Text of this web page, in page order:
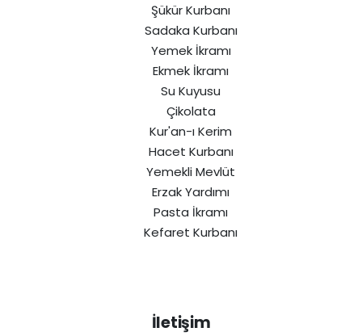
Şükür Kurbanı
Sadaka Kurbanı
Yemek İkramı
Ekmek İkramı
Su Kuyusu
Çikolata
Kur'an-ı Kerim
Hacet Kurbanı
Yemekli Mevlüt
Erzak Yardımı
Pasta İkramı
Kefaret Kurbanı
İletişim